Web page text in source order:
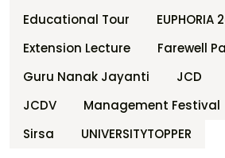
Educational Tour
EUPHORIA
Extension Lecture
Farewell
Guru Nanak Jayanti
JCD
JCDV
Management Festival
Sirsa
UNIVERSITYTOPPER